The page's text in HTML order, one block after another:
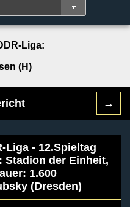
Liga:
(H)
→
Liga - 12.Spieltag
Stadion der Einheit,
1.600
(Dresden)